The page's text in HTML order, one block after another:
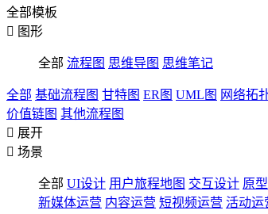
全部模板
 图形
全部 流程图 思维导图 思维笔记
全部 基础流程图 甘特图 ER图 UML图 网络拓
价值链图 其他流程图
 展开
 场景
全部 UI设计 用户旅程地图 交互设计 原
新媒体运营 内容运营 短视频运营 活动运